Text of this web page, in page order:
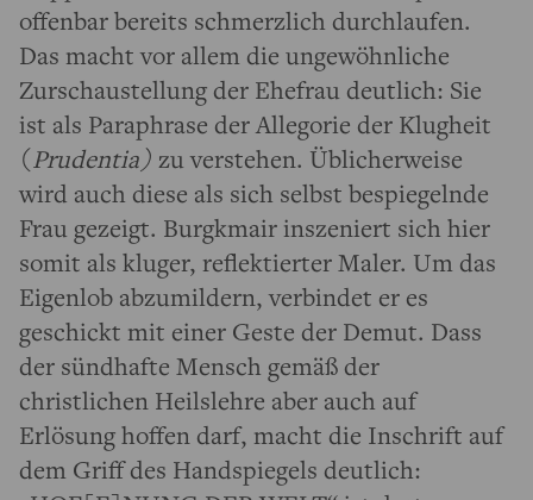
offenbar bereits schmerzlich durchlaufen.
Das macht vor allem die ungewöhnliche
Zurschaustellung der Ehefrau deutlich: Sie
ist als Paraphrase der Allegorie der Klugheit
(Prudentia) zu verstehen. Üblicherweise
wird auch diese als sich selbst bespiegelnde
Frau gezeigt. Burgkmair inszeniert sich hier
somit als kluger, reflektierter Maler. Um das
Eigenlob abzumildern, verbindet er es
geschickt mit einer Geste der Demut. Dass
der sündhafte Mensch gemäß der
christlichen Heilslehre aber auch auf
Erlösung hoffen darf, macht die Inschrift auf
dem Griff des Handspiegels deutlich: